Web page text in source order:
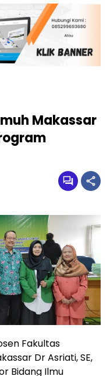
Makassar
Fakultas
Dr Asriati, SE,
Bidang Ilmu